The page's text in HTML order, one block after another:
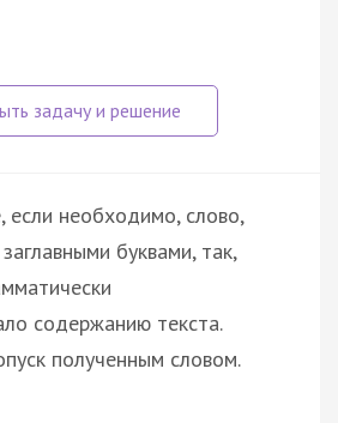
если необходимо, слово,
буквами, так,
содержанию текста.
полученным словом.